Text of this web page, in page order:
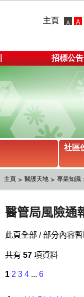
主頁
招標公告
社區
主頁 醫護天地 專業知識